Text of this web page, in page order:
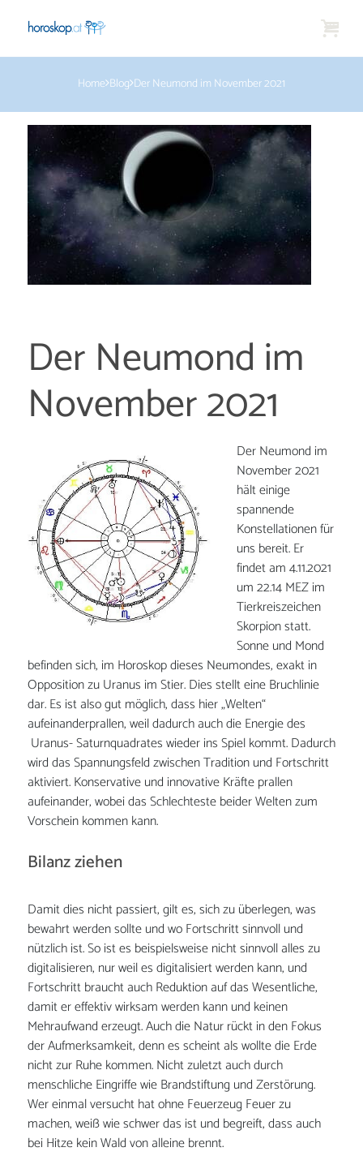
Home Blog Der Neumond im November 2021
Der Neumond im
November 2021
Der Neumond im
November 2021
hält einige
spannende
Konstellationen für
uns bereit. Er
findet am 4.11.2021
um 22.14 MEZ im
Tierkreiszeichen
Skorpion statt.
Sonne und Mond
befinden sich, im Horoskop dieses Neumondes, exakt in
Opposition zu Uranus im Stier. Dies stellt eine Bruchlinie
dar. Es ist also gut möglich, dass hier „Welten“
aufeinanderprallen, weil dadurch auch die Energie des
Uranus- Saturnquadrates wieder ins Spiel kommt. Dadurch
wird das Spannungsfeld zwischen Tradition und Fortschritt
aktiviert. Konservative und innovative Kräfte prallen
aufeinander, wobei das Schlechteste beider Welten zum
Vorschein kommen kann.
Bilanz ziehen
Damit dies nicht passiert, gilt es, sich zu überlegen, was
bewahrt werden sollte und wo Fortschritt sinnvoll und
nützlich ist. So ist es beispielsweise nicht sinnvoll alles zu
digitalisieren, nur weil es digitalisiert werden kann, und
Fortschritt braucht auch Reduktion auf das Wesentliche,
damit er effektiv wirksam werden kann und keinen
Mehraufwand erzeugt. Auch die Natur rückt in den Fokus
der Aufmerksamkeit, denn es scheint als wollte die Erde
nicht zur Ruhe kommen. Nicht zuletzt auch durch
menschliche Eingriffe wie Brandstiftung und Zerstörung.
Wer einmal versucht hat ohne Feuerzeug Feuer zu
machen, weiß wie schwer das ist und begreift, dass auch
bei Hitze kein Wald von alleine brennt.